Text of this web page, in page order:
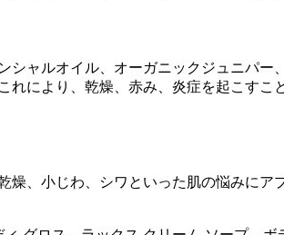
ャルオイル、オーガニックジュニパ
により、乾燥、赤み、炎症を起こす
、小じわ、シワといった肌の悩みに